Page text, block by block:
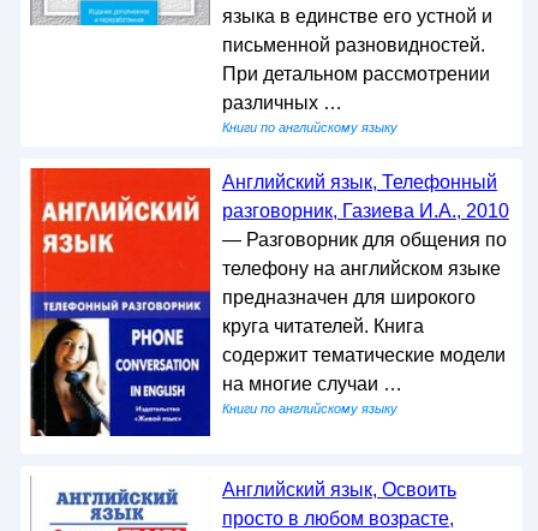
языка в единстве его устной и
письменной разновидностей.
При детальном рассмотрении
различных …
Книги по английскому языку
Английский язык, Телефонный
разговорник, Газиева И.А., 2010
— Разговорник для общения по
телефону на английском языке
предназначен для широкого
круга читателей. Книга
содержит тематические модели
на многие случаи …
Книги по английскому языку
Английский язык, Освоить
просто в любом возрасте,